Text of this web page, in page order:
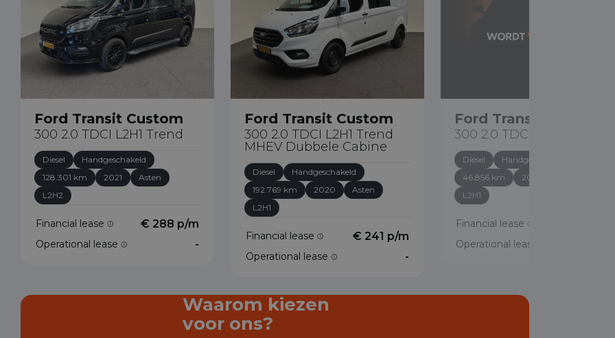
Ford Transit Custom
300 2.0 TDCI L2H1 Trend
Diesel
Handgeschakeld
128.301 km
2021
Asten
L2H2
Financial lease € 288 p/m
Operational lease -
Ford Transit Custom
300 2.0 TDCI L2H1 Trend
MHEV Dubbele Cabine
Diesel
Handgeschakeld
192.769 km
2020
Asten
L2H1
Financial lease € 241 p/m
Operational lease -
Ford Transit Custom
300 2.0 TDCI L2H1 Trend
Diesel
Handgeschakeld
46.856 km
2023
L2H1
Financial lease
Operational lease
Waarom kiezen
voor ons?